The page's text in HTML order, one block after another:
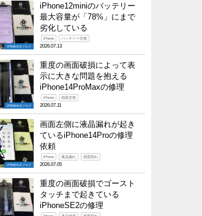
伊勢崎本店ブログ
iPhone12miniのバッテリー
最大容量が「78%」にまで
劣化している
iPhone バッテリー交換
2026.07.13
伊勢崎本店ブログ
重度の画面破損によって表
示に大きな問題を抱える
iPhone14ProMaxの修理
iPhone 画面交換
2026.07.11
伊勢崎本店ブログ
画面左側に液晶漏れが起き
ているiPhone14Proの修理
依頼
iPhone 液晶漏れ 画面割れ
2026.07.05
重度の画面破損でゴースト
タッチまで起きている
iPhoneSE2の修理